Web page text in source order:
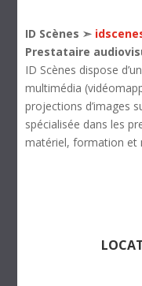
ID Scènes ➣
Prestataire
ID Scènes dispose
multimédia
projections d’images
spécialisée dans les
matériel, formation et